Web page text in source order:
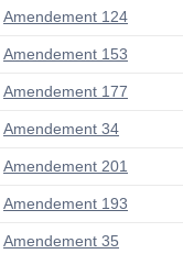
Amendement 124
Amendement 153
Amendement 177
Amendement 34
Amendement 201
Amendement 193
Amendement 35